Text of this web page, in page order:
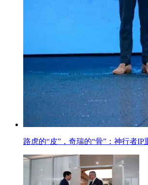
路虎的“皮”，奇瑞的“骨”：神行者IP